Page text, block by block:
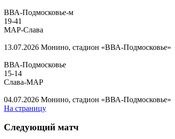
ВВА-Подмосковье-м
19-41
МАР-Слава
13.07.2026 Монино, стадион «ВВА-Подмосковье»
ВВА-Подмосковье
15-14
Слава-МАР
04.07.2026 Монино, стадион «ВВА-Подмосковье»
На страницу
Следующий матч